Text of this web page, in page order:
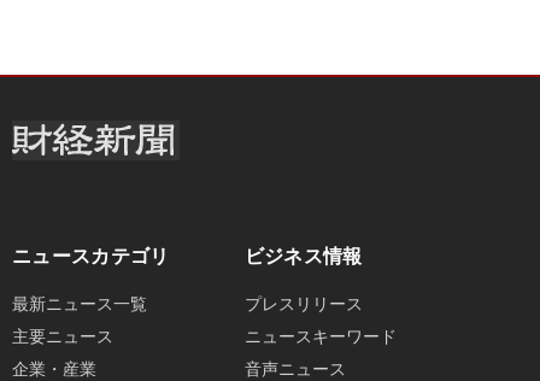
ニュースカテゴリ
最新ニュース一覧
主要ニュース
企業・産業
ビジネス情報
プレスリリース
ニュースキーワード
音声ニュース